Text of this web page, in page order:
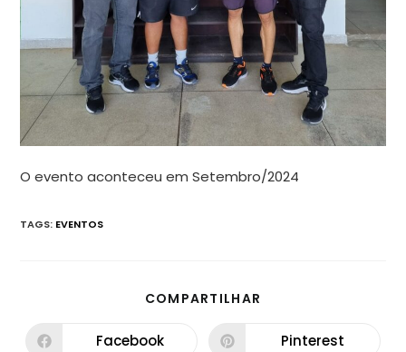
O evento aconteceu em Setembro/2024
TAGS: EVENTOS
COMPARTILHAR
Facebook Pinterest